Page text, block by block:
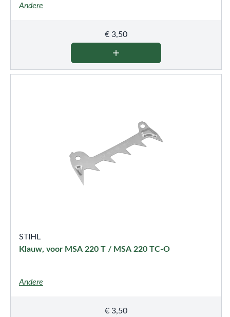
Andere
€ 3,50
STIHL
Klauw, voor MSA 220 T / MSA 220 TC-O
Andere
€ 3,50